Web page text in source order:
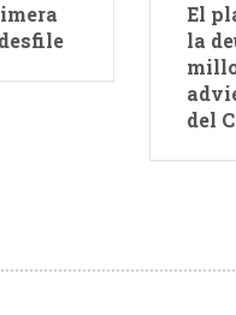
El
la
del